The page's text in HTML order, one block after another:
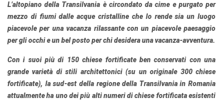
L’altopiano della Transilvania è circondato da cime e purgato per
mezzo di fiumi dalle acque cristalline che lo rende sia un luogo
piacevole per una vacanza rilassante con un piacevole paesaggio
per gli occhi e un bel posto per chi desidera una vacanza-avventura.
Con i suoi più di 150 chiese fortificate ben conservati con una
grande varietà di stili architettonici (su un originale 300 chiese
fortificate), la sud-est della regione della Transilvania in Romania
attualmente ha uno dei più alti numeri di chiese fortificata esistenti